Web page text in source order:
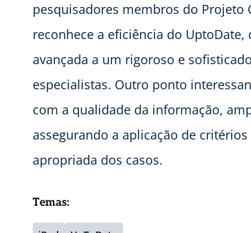
pesquisadores membros do Projeto
reconhece a eficiência do
avançada a um rigoroso e
especialistas. Outro ponto
com a qualidade da informação,
assegurando a aplicação de
apropriada dos casos.
Temas: